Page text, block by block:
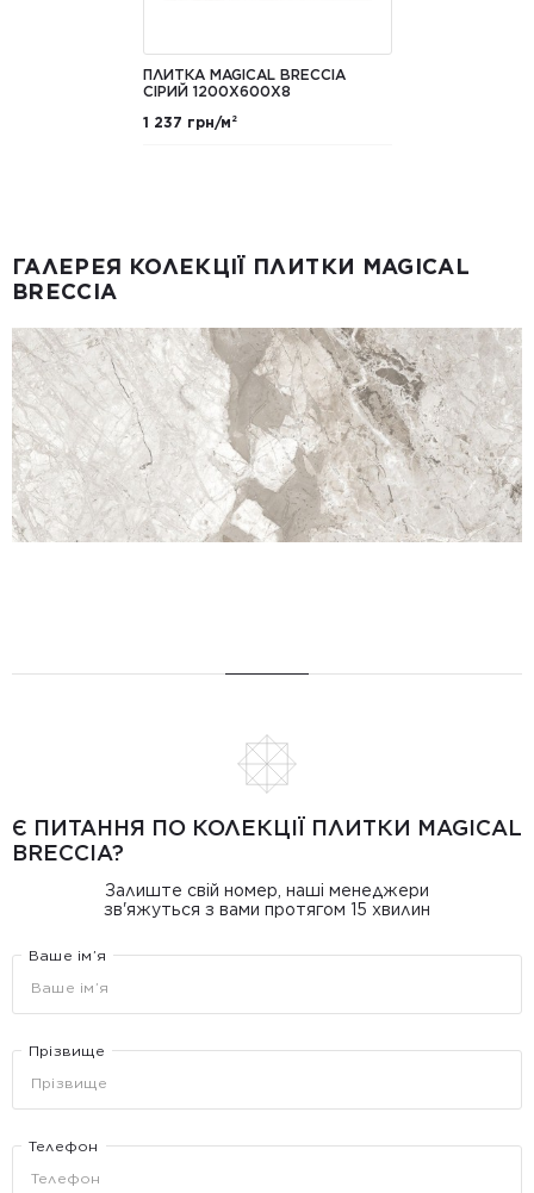
ПЛИТКА MAGICAL BRECCIA
СІРИЙ 1200X600X8
1 237 грн/м²
ГАЛЕРЕЯ КОЛЕКЦІЇ ПЛИТКИ MAGICAL
BRECCIA
Є ПИТАННЯ ПО КОЛЕКЦІЇ ПЛИТКИ MAGICAL
BRECCIA?
Залиште свій номер, наші менеджери
зв'яжуться з вами протягом 15 хвилин
Ваше ім’я
Прізвище
Телефон